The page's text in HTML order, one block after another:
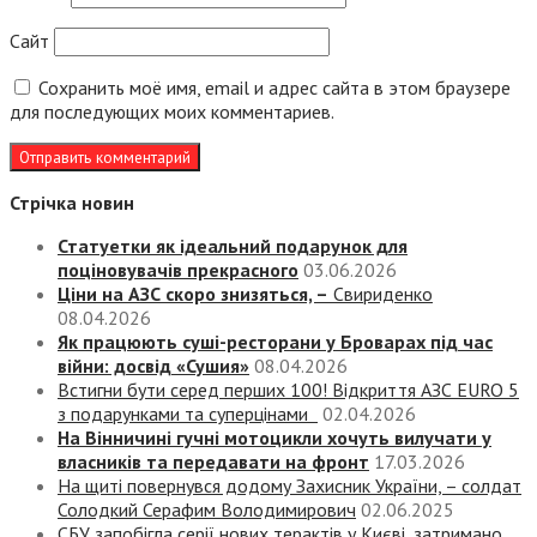
Сайт
Сохранить моё имя, email и адрес сайта в этом браузере
для последующих моих комментариев.
Стрічка новин
Статуетки як ідеальний подарунок для
поціновувачів прекрасного 03.06.2026
Ціни на АЗС скоро знизяться, – Свириденко
08.04.2026
Як працюють суші-ресторани у Броварах під час
війни: досвід «Сушия» 08.04.2026
Встигни бути серед перших 100! Відкриття АЗС EURO 5
з подарунками та суперцінами
02.04.2026
На Вінничині гучні мотоцикли хочуть вилучати у
власників та передавати на фронт 17.03.2026
На щиті повернувся додому Захисник України, – солдат
Солодкий Серафим Володимирович 02.06.2025